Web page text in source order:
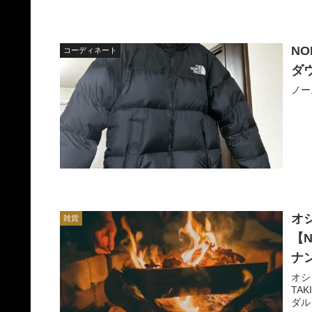
コーディネート
ダ
ノ
雑貨
オ
ナ
オ
ダ